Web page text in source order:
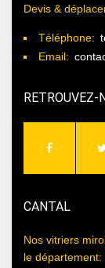
Devis &
Téléphone:
Email:
RETROUVEZ-
CANTAL
Nos vitriers
le département: